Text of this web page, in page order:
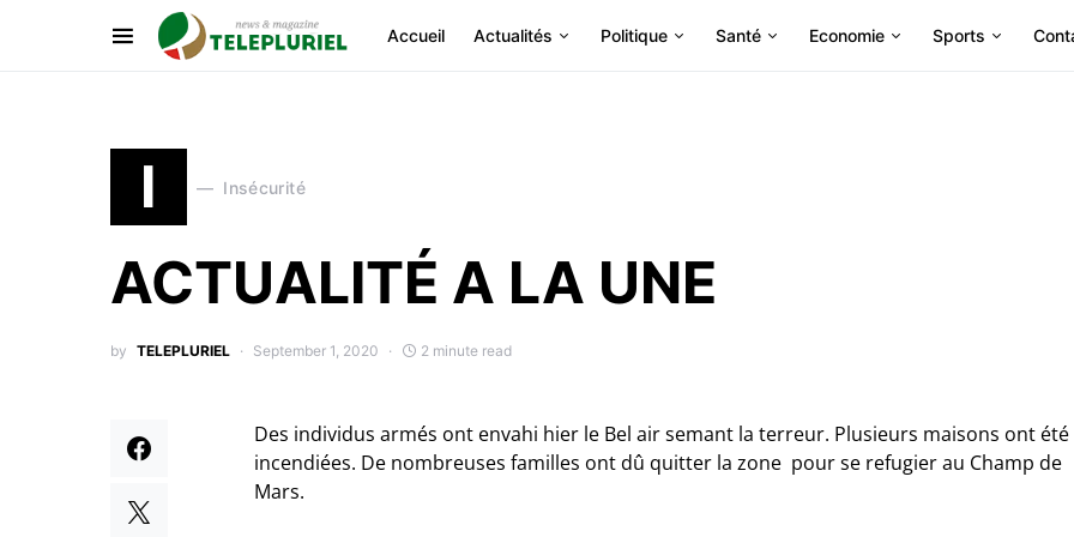
Accueil Actualités Politique Santé Economie Sports
I Insécurité
ACTUALITÉ A LA UNE
by TELEPLURIEL September 1, 2020 2 minute read
Des individus armés ont envahi hier le Bel air semant la terreur. Plusieurs maisons ont été
incendiées. De nombreuses familles ont dû quitter la zone pour se refugier au Champ de
Mars.